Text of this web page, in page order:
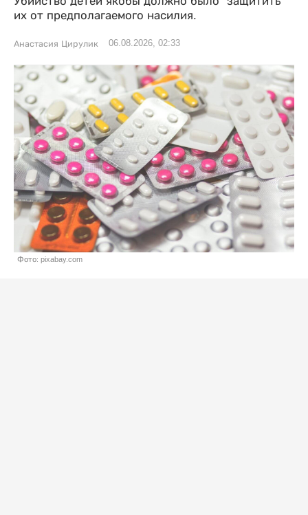
их от предполагаемого насилия.
Анастасия Цирулик 06.08.2026, 02:33
Фото: pixabay.com